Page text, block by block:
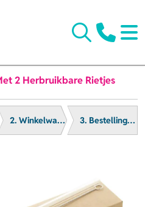
2 Herbruikbare Rietjes
2. Winkelwagen 3. Bestelling afronden